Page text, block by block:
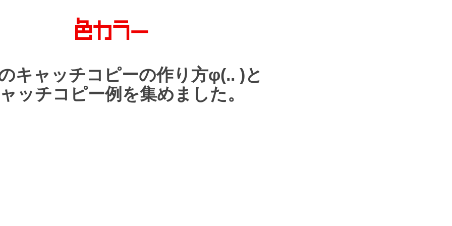
キャッチコピーの作り方φ(.. )と
ッチコピー例を集めました。